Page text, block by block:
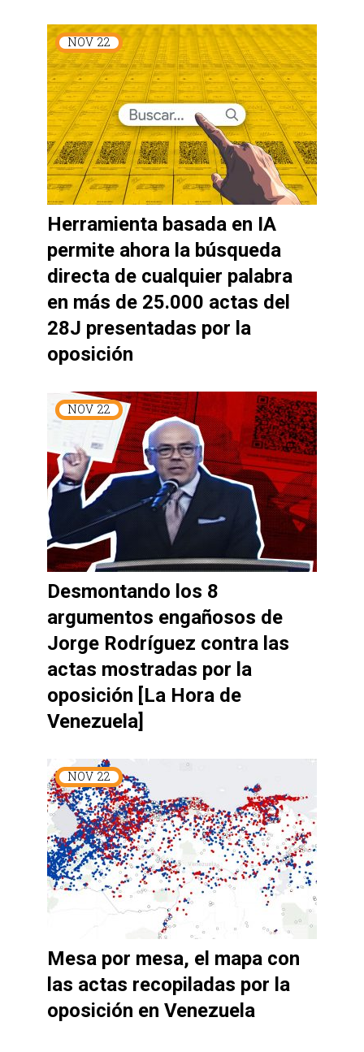
NOV 22
Herramienta basada en IA
permite ahora la búsqueda
directa de cualquier palabra
en más de 25.000 actas del
28J presentadas por la
oposición
NOV 22
Desmontando los 8
argumentos engañosos de
Jorge Rodríguez contra las
actas mostradas por la
oposición [La Hora de
Venezuela]
NOV 22
Mesa por mesa, el mapa con
las actas recopiladas por la
oposición en Venezuela